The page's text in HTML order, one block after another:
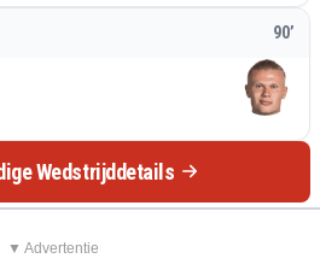
90’
Wedstrijddetails
▼ Advertentie